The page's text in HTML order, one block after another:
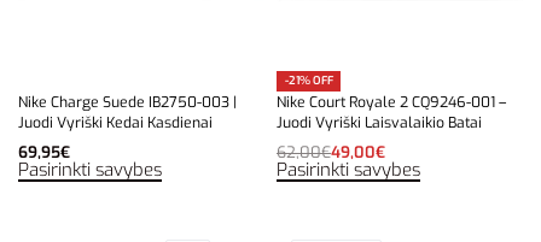
Nike Charge Suede IB2750-003 |
Juodi Vyriški Kedai Kasdienai
69,95€
Pasirinkti savybes
-21% OFF
Nike Court Royale 2 CQ9246-001 –
Juodi Vyriški Laisvalaikio Batai
62,00€49,00€
Pasirinkti savybes